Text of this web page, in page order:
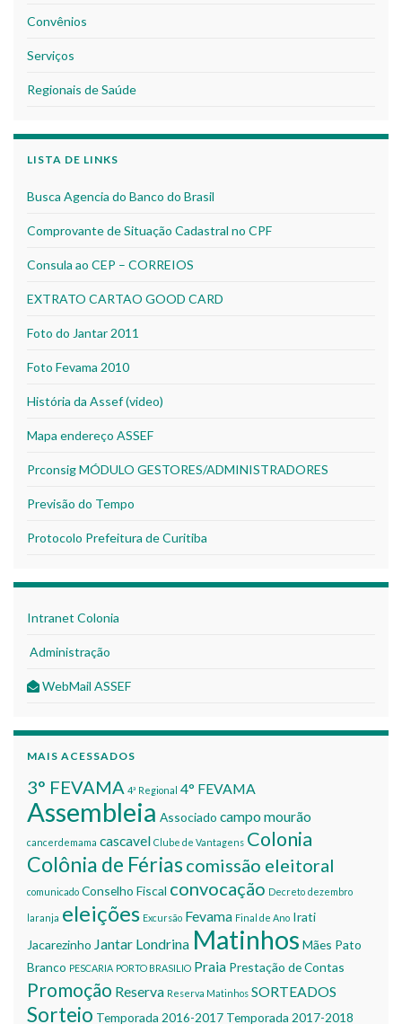
Convênios
Serviços
Regionais de Saúde
LISTA DE LINKS
Busca Agencia do Banco do Brasil
Comprovante de Situação Cadastral no CPF
Consula ao CEP – CORREIOS
EXTRATO CARTAO GOOD CARD
Foto do Jantar 2011
Foto Fevama 2010
História da Assef (video)
Mapa endereço ASSEF
Prconsig MÓDULO GESTORES/ADMINISTRADORES
Previsão do Tempo
Protocolo Prefeitura de Curitiba
Intranet Colonia
Administração
WebMail ASSEF
MAIS ACESSADOS
3° FEVAMA 4ª Regional 4° FEVAMA
Assembleia Associado campo mourão
cancerdemama cascavel Clube de Vantagens Colonia
Colônia de Fériascomissão eleitoral
comunicado Conselho Fiscal convocação Decreto dezembro
laranja eleições Excursão Fevama Final de Ano Irati
Jacarezinho Jantar Londrina Matinhos Mães Pato
Branco PESCARIA PORTO BRASILIO Praia Prestação de Contas
Promoção Reserva Reserva Matinhos SORTEADOS
Sorteio Temporada 2016-2017 Temporada 2017-2018